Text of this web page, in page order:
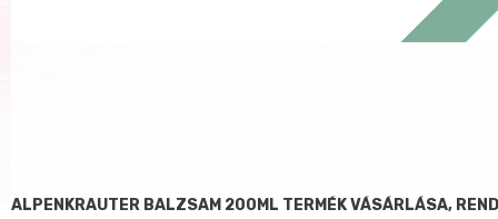
ALPENKRAUTER BALZSAM 200ML TERMÉK VÁSÁRLÁSA,